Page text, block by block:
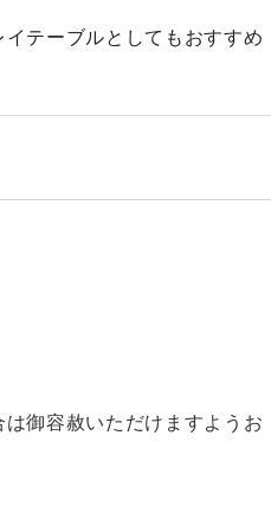
テーブルとしてもおすすめ
御容赦いただけますようお